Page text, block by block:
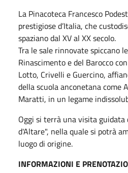
La Pinacoteca Francesco
prestigiose d’Italia, che
spaziano dal XV al XX secolo.
Tra le sale rinnovate spiccano
Rinascimento e del Barocco
Lotto, Crivelli e Guercino,
della scuola anconetana come
Maratti, in un legame
Oggi si terrà una visita
d'Altare", nella quale si potrà
luogo di origine.
INFORMAZIONI E